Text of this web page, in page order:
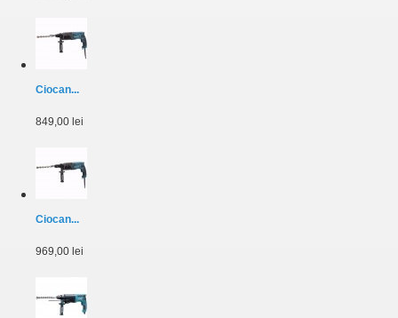
Ciocan...
849,00 lei
Ciocan...
969,00 lei